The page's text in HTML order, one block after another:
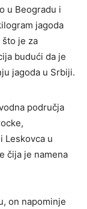
u Beogradu i
jagoda
je za
budući da je
jagoda u Srbiji.
područja
Leskovca u
čija je namena
on napominje